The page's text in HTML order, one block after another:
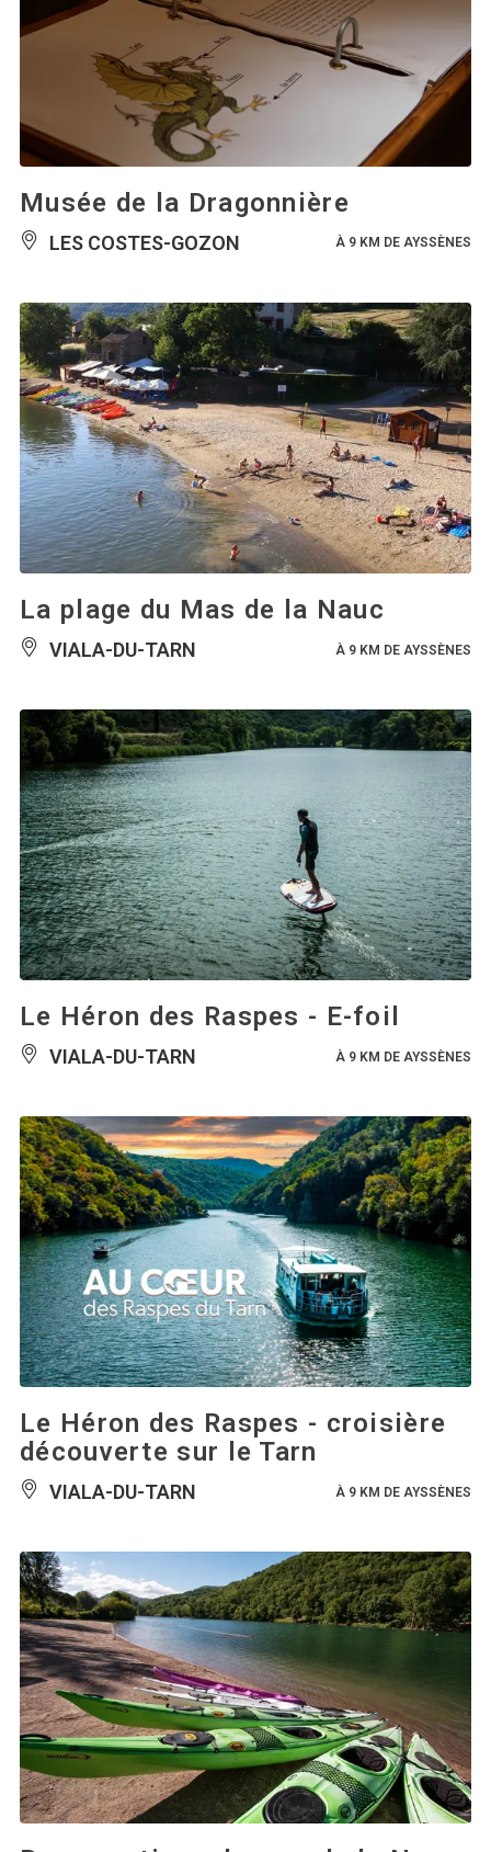
Musée de la Dragonnière
LES COSTES-GOZON À 9 KM DE AYSSÈNES
La plage du Mas de la Nauc
VIALA-DU-TARN À 9 KM DE AYSSÈNES
Le Héron des Raspes - E-foil
VIALA-DU-TARN À 9 KM DE AYSSÈNES
Le Héron des Raspes - croisière
découverte sur le Tarn
VIALA-DU-TARN À 9 KM DE AYSSÈNES